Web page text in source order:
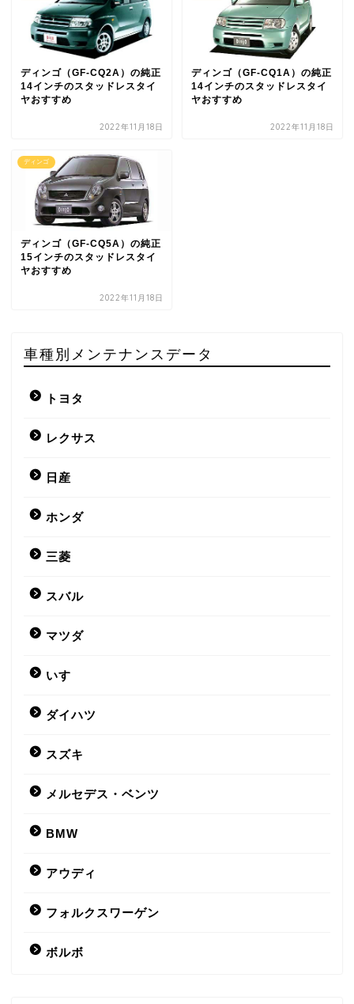
ディンゴ（GF-CQ2A）の純正
14インチのスタッドレスタイ
ヤおすすめ
2022年11月18日
ディンゴ（GF-CQ1A）の純正
14インチのスタッドレスタイ
ヤおすすめ
2022年11月18日
ディンゴ
ディンゴ（GF-CQ5A）の純正
15インチのスタッドレスタイ
ヤおすすめ
2022年11月18日
車種別メンテナンスデータ
トヨタ
レクサス
日産
ホンダ
三菱
スバル
マツダ
いすゞ
ダイハツ
スズキ
メルセデス・ベンツ
BMW
アウディ
フォルクスワーゲン
ボルボ